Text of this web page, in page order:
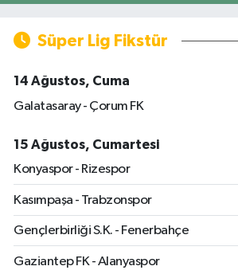
Süper Lig Fikstür
14 Ağustos, Cuma
Galatasaray - Çorum FK
15 Ağustos, Cumartesi
Konyaspor - Rizespor
Kasımpaşa - Trabzonspor
Gençlerbirliği S.K. - Fenerbahçe
Gaziantep FK - Alanyaspor